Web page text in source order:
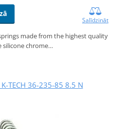
Salīdzināt
made from the highest quality
silicone chrome…
TECH 36-235-85 8.5 N